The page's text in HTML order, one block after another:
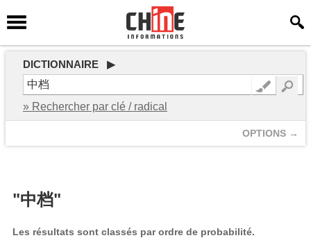
DICTIONNAIRE ▶
» Rechercher par clé / radical
OPTIONS →
"中档"
Les résultats sont classés par ordre de probabilité.